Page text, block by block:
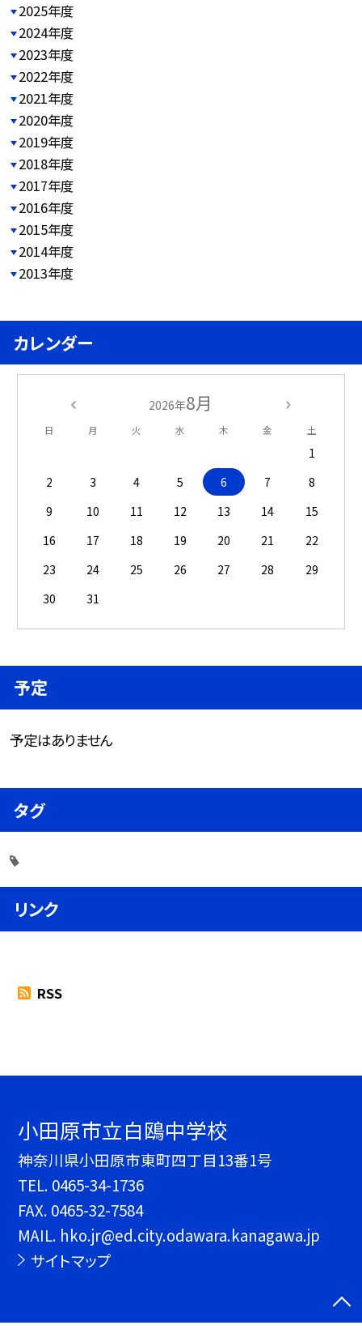
2025年度
2024年度
2023年度
2022年度
2021年度
2020年度
2019年度
2018年度
2017年度
2016年度
2015年度
2014年度
2013年度
カレンダー
2026年8月
日 月 火 水 木 金 土
1
2
3 4 5 6 7
8
9
10 11 12 13 14
15
16
17 18 19 20 21
22
23
24 25 26 27 28
29
30
31
予定
予定はありません
タグ
リンク
RSS
小田原市立白鴎中学校
神奈川県小田原市東町四丁目13番1号
TEL. 0465-34-1736
FAX. 0465-32-7584
MAIL. hko.jr@ed.city.odawara.kanagawa.jp
サイトマップ